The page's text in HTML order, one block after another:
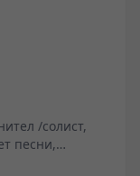
/солист,
песни,